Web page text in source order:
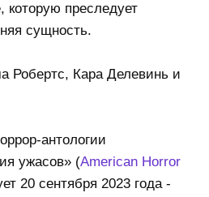
преследует
сущность.
Робертс, Кара Делевинь и
антологии
ужасов» (American Horror
20 сентября 2023 года -